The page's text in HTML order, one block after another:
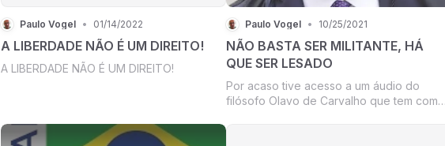
Paulo Vogel • 01/14/2022
A LIBERDADE NÃO É UM DIREITO!
A LIBERDADE NÃO É UM DIREITO!
Paulo Vogel • 10/25/2021
NÃO BASTA SER MILITANTE, HÁ
QUE SER LESADO
Por acaso tive acesso a um áudio do
filósofo Olavo de Carvalho que tem como
10/10/21. Entretanto isto é estranho, pois se